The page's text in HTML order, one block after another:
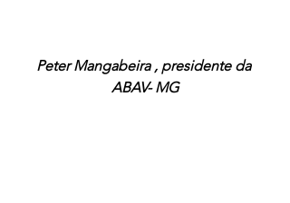
Peter Mangabeira , presidente da
ABAV- MG